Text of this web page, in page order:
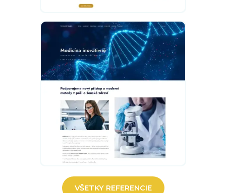
VŠETKY REFERENCIE